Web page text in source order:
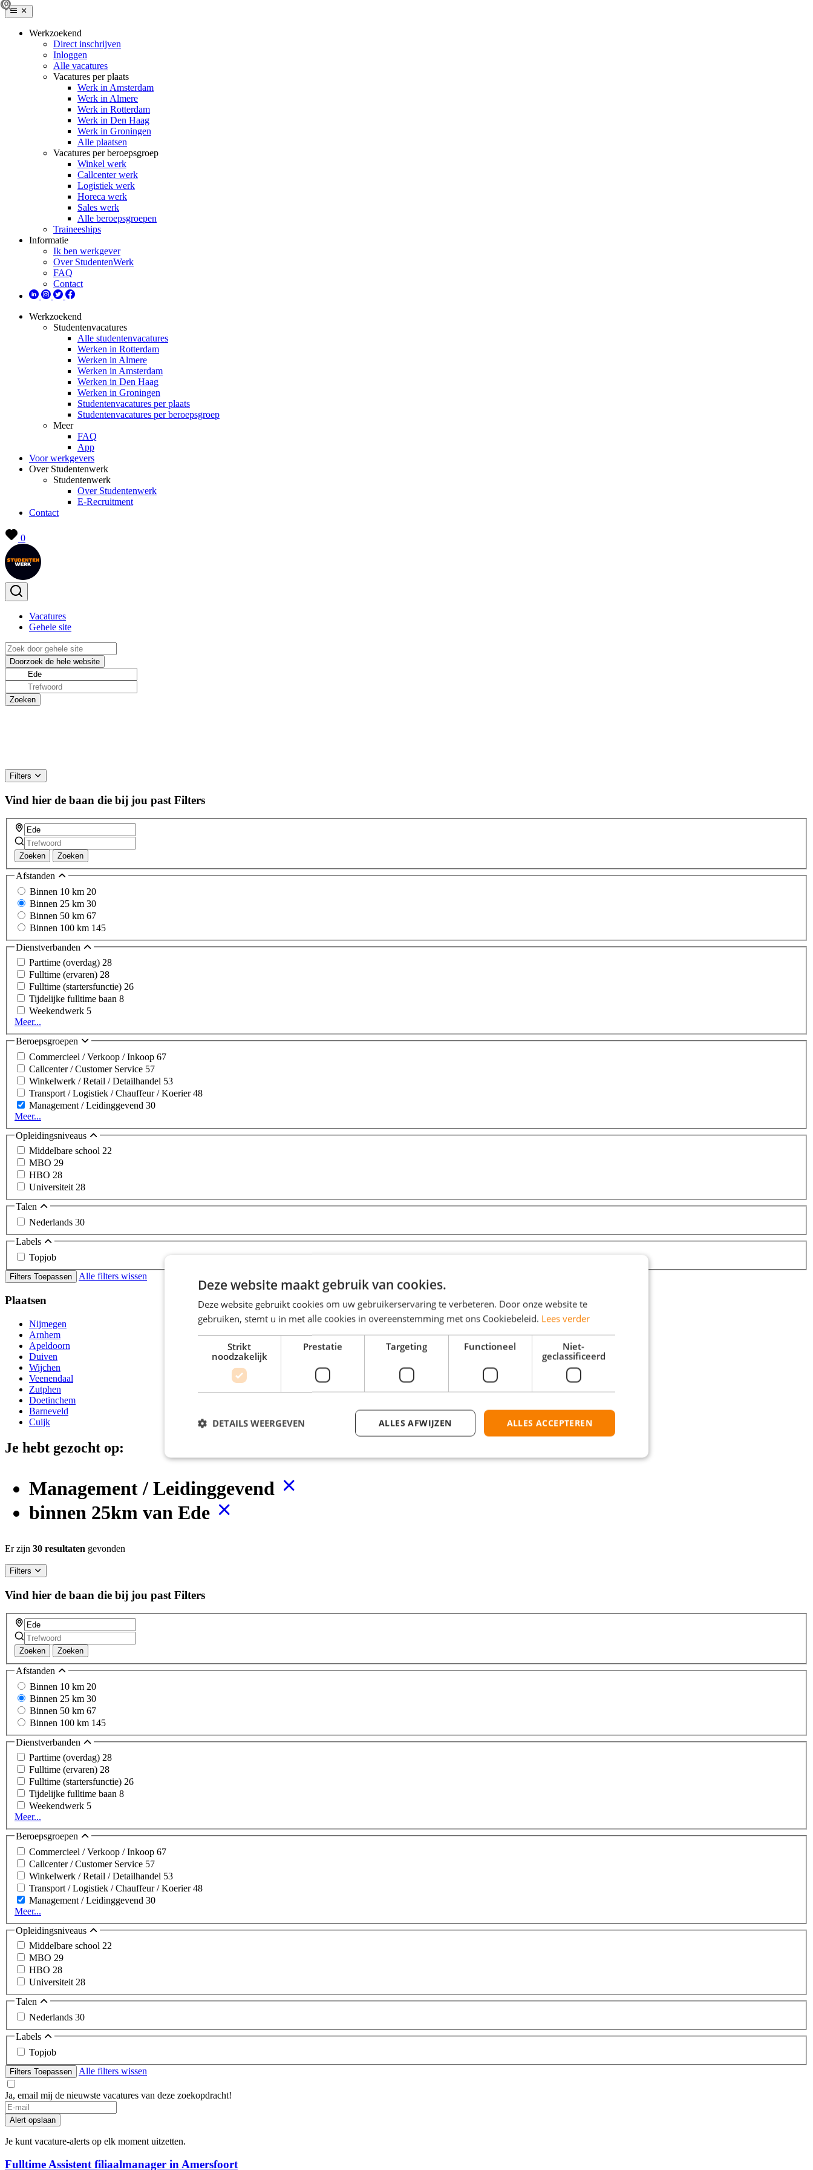
Werkzoekend
Direct inschrijven
Inloggen
Alle vacatures
Vacatures per plaats
Werk in Amsterdam
Werk in Almere
Werk in Rotterdam
Werk in Den Haag
Werk in Groningen
Alle plaatsen
Vacatures per beroepsgroep
Winkel werk
Callcenter werk
Logistiek werk
Horeca werk
Sales werk
Alle beroepsgroepen
Traineeships
Informatie
Ik ben werkgever
Over StudentenWerk
FAQ
Contact
Werkzoekend
Studentenvacatures
Alle studentenvacatures
Werken in Rotterdam
Werken in Almere
Werken in Amsterdam
Werken in Den Haag
Werken in Groningen
Studentenvacatures per plaats
Studentenvacatures per beroepsgroep
Meer
FAQ
App
Voor werkgevers
Over Studentenwerk
Studentenwerk
Over Studentenwerk
E-Recruitment
Contact
0
Vacatures
Gehele site
Filters
Vind hier de baan die bij jou past Filters
Zoeken Zoeken
Afstanden
Binnen 10 km 20
Binnen 25 km 30
Binnen 50 km 67
Binnen 100 km 145
Dienstverbanden
Parttime (overdag) 28
Fulltime (ervaren) 28
Fulltime (startersfunctie) 26
Tijdelijke fulltime baan 8
Weekendwerk 5
Meer...
Beroepsgroepen
Commercieel / Verkoop / Inkoop 67
Callcenter / Customer Service 57
Winkelwerk / Retail / Detailhandel 53
Transport / Logistiek / Chauffeur / Koerier48
Management / Leidinggevend 30
Meer...
Opleidingsniveaus
Middelbare school 22
MBO 29
HBO 28
Universiteit28
Talen
Nederlands 30
Labels
Topjob
Filters Toepassen Alle filters wissen
Plaatsen
Nijmegen
Arnhem
Apeldoorn
Duiven
Wijchen
Veenendaal
Zutphen
Doetinchem
Barneveld
Cuijk
Je hebt gezocht op:
Management / Leidinggevend
binnen 25km van Ede
Er zijn 30 resultaten gevonden
Filters
Vind hier de baan die bij jou past Filters
Zoeken Zoeken
Afstanden
Binnen 10 km 20
Binnen 25 km 30
Binnen 50 km 67
Binnen 100 km 145
Dienstverbanden
Parttime (overdag) 28
Fulltime (ervaren) 28
Fulltime (startersfunctie) 26
Tijdelijke fulltime baan 8
Weekendwerk 5
Meer...
Beroepsgroepen
Commercieel / Verkoop / Inkoop 67
Callcenter / Customer Service 57
Winkelwerk / Retail / Detailhandel 53
Transport / Logistiek / Chauffeur / Koerier48
Management / Leidinggevend 30
Meer...
Opleidingsniveaus
Middelbare school 22
MBO 29
HBO 28
Universiteit 28
Talen
Nederlands 30
Labels
Topjob
Filters Toepassen Alle filters wissen
Ja, email mij de nieuwste vacatures van deze zoekopdracht!
If
you
are
a
ignore
Alert opslaan
Je kunt vacature-alerts op elk moment uitzetten.
Fulltime Assistent filiaalmanager in Amersfoort
Deze website maakt gebruik van cookies.
Deze website gebruikt cookies om uw gebruikerservaring te verbeteren. Door onze website te
gebruiken, stemt u in met alle cookies in overeenstemming met ons Cookiebeleid. Lees verder
Strikt
noodzakelijk
Prestatie Targeting Functioneel
Niet-
geclassificeerd
ALLES ACCEPTEREN
ALLES AFWIJZEN
DETAILS WEERGEVEN